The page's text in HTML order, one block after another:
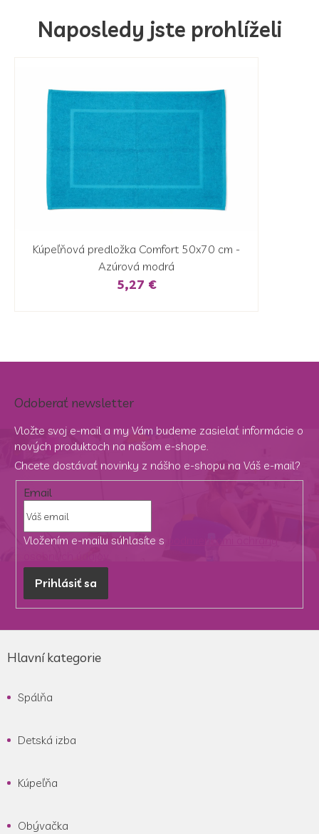
Naposledy jste prohlíželi
Kúpeľňová predložka Comfort 50x70 cm -
Azúrová modrá
5,27 €
Odoberať newsletter
Vložte svoj e-mail a my Vám budeme zasielať informácie o
nových produktoch na našom e-shope.
Chcete dostávať novinky z nášho e-shopu na Váš e-mail?
Email
Vložením e-mailu súhlasíte s
Prihlásiť sa
Hlavní kategorie
Spálňa
Detská izba
Kúpeľňa
Obývačka